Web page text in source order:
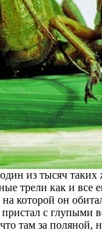
из тысяч
трели как и все
на которой он
пристал с
что там за